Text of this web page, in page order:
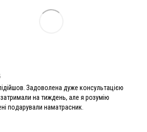
Задоволена дуже консультацією
на тиждень, але я розумію
подарували наматрасник.